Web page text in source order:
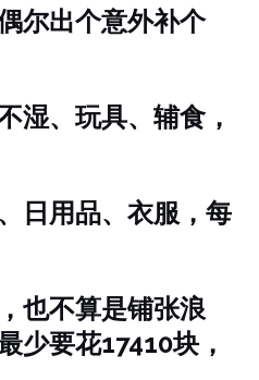
尔出个意外补个
湿、玩具、辅食，
日用品、衣服，每
也不算是铺张浪
少要花17410块，